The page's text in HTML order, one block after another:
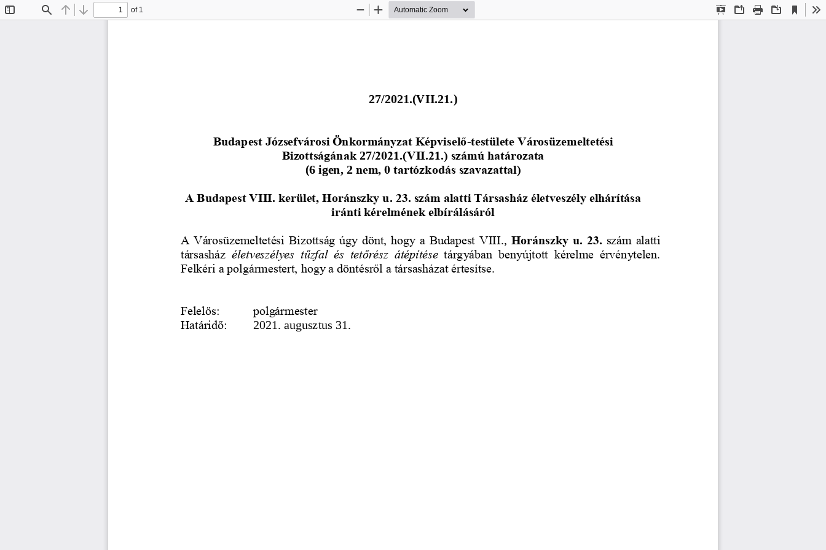
Find Previous
Next
of 1
Presentation
OpenPrint Download
Current
View
Zoom
Zoom
27/2021.(VII.21.)
Budapest Józsefvárosi Önkormányzat Képviselő-testülete Városüzemeltetési
Bizottságának 27/2021.(VII.21.) számú határozata
(6 igen, 2 nem, 0 tartózkodás szavazattal)
A Budapest VIII. kerület, Horánszky u. 23. szám alatti Társasház életveszély elhárítása
iránti kérelmének elbírálásáról
A Városüzemeltetési Bizottság úgy dönt, hogy a Budapest VIII., Horánszky u. 23. szám alatti
társasház életveszélyes  tűzfal  és  tetőrész  átépítése tárgyában  benyújtott  kérelme  érvénytelen.
Felkéri a polgármestert, hogy a döntésről a társasházat értesítse.
Felelős:
polgármester
Határidő:
2021. augusztus 31.